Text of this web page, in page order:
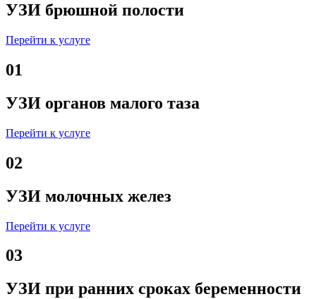
УЗИ брюшной полости
Перейти к услуге
01
УЗИ органов малого таза
Перейти к услуге
02
УЗИ молочных желез
Перейти к услуге
03
УЗИ при ранних сроках беременности